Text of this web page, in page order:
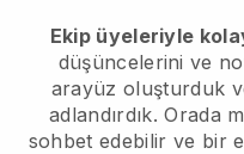
Ekip üyeleriyle
düşüncelerini ve
arayüz oluşturduk
adlandırdık. Orada
sohbet edebilir ve bir